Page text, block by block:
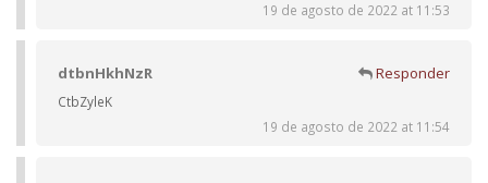
19 de agosto de 2022 at 11:53
dtbnHkhNzR Responder
CtbZyleK
19 de agosto de 2022 at 11:54